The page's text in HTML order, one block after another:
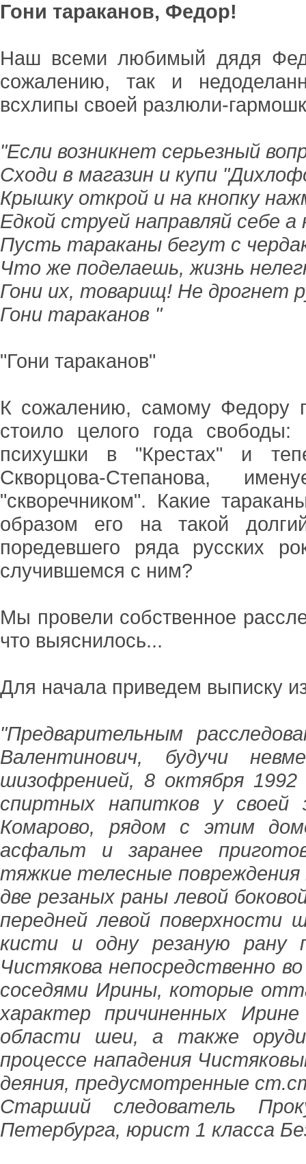
Гони тараканов, Федор!
Наш всеми любимый дядя
сожалению, так и
всхлипы своей разлюли-
"Если возникнет серьезный
Сходи в магазин и купи
Крышку открой и на кнопку
Едкой струей направляй себе а
Пусть тараканы бегут с
Что же поделаешь, жизнь
Гони их, товарищ! Не дрогнет
Гони тараканов "
"Гони тараканов"
К сожалению, самому Федору
стоило целого года
психушки в "Крестах" и
Скворцова-Степанова,
"скворечником". Какие
образом его на такой
поредевшего ряда русских
случившемся с ним?
Мы провели собственное
что выяснилось...
Для начала приведем выписку
"Предварительным
Валентинович, будучи
шизофренией, 8 октября 1992
спиртных напитков у своей
Комарово, рядом с этим
асфальт и заранее
тяжкие телесные повреждения
две резаных раны левой
передней левой поверхности
кисти и одну резаную рану
Чистякова непосредственно
соседями Ирины, которые
характер причиненных
области шеи, а также
процессе нападения
деяния, предусмотренные
Старший следователь
Петербурга, юрист 1 класса